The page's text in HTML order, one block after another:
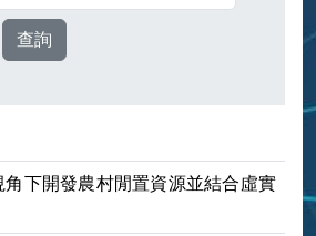
角下開發農村閒置資源並結合虛實